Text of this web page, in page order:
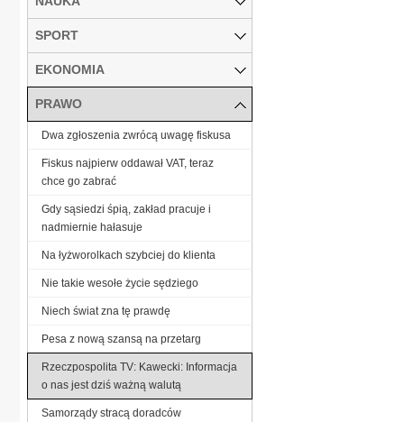
SPORT
EKONOMIA
PRAWO
Dwa zgłoszenia zwrócą uwagę fiskusa
Fiskus najpierw oddawał VAT, teraz
chce go zabrać
Gdy sąsiedzi śpią, zakład pracuje i
nadmiernie hałasuje
Na łyżworolkach szybciej do klienta
Nie takie wesołe życie sędziego
Niech świat zna tę prawdę
Pesa z nową szansą na przetarg
Rzeczpospolita TV: Kawecki: Informacja
o nas jest dziś ważną walutą
Samorządy stracą doradców